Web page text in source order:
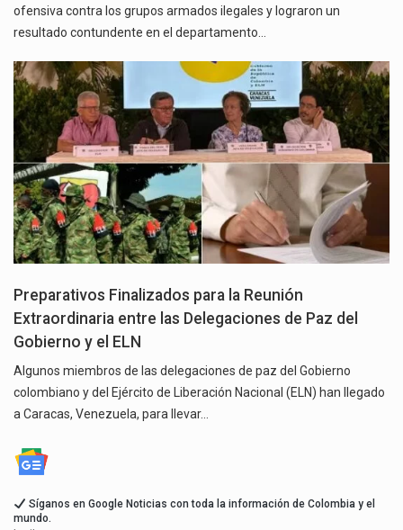
ofensiva contra los grupos armados ilegales y lograron un
resultado contundente en el departamento…
Preparativos Finalizados para la Reunión
Extraordinaria entre las Delegaciones de Paz del
Gobierno y el ELN
Algunos miembros de las delegaciones de paz del Gobierno
colombiano y del Ejército de Liberación Nacional (ELN) han llegado
a Caracas, Venezuela, para llevar…
Síganos en Google Noticias con toda la información de Colombia y el
mundo.